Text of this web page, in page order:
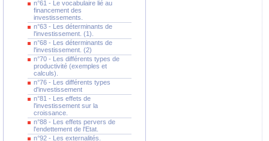
n°61 - Le vocabulaire lié au
financement des
investissements.
n°63 - Les déterminants de
l'investissement. (1).
n°68 - Les déterminants de
l'investissement. (2)
n°70 - Les différents types de
productivité (exemples et
calculs).
n°76 - Les différents types
d'investissement
n°81 - Les effets de
l'investissement sur la
croissance.
n°88 - Les effets pervers de
l'endettement de l'Etat.
n°92 - Les externalités.